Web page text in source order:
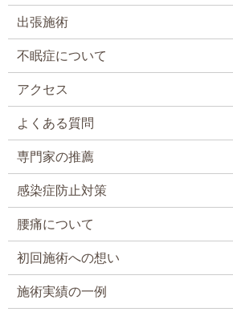
出張施術
不眠症について
アクセス
よくある質問
専門家の推薦
感染症防止対策
腰痛について
初回施術への想い
施術実績の一例